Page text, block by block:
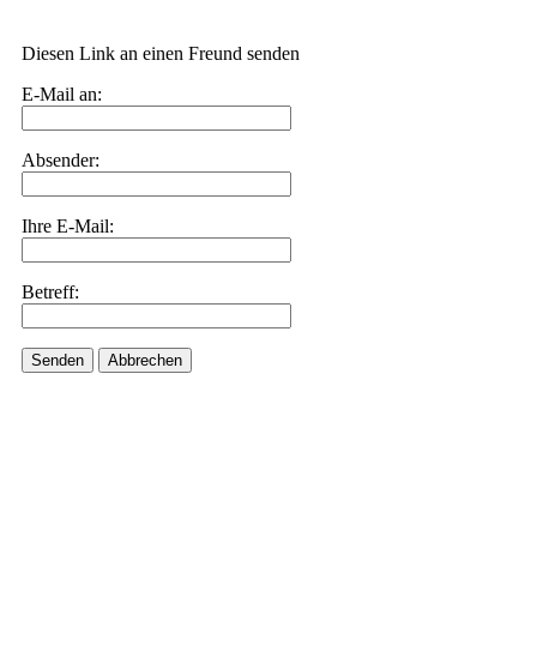
Diesen Link an einen Freund senden
E-Mail an:
Absender:
Ihre E-Mail:
Betreff:
Senden Abbrechen